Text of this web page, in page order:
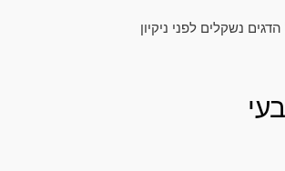
נשקלים לפני ניקיון